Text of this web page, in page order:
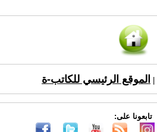
الموقع الرئيسي للكاتب-ة
تابعونا على: